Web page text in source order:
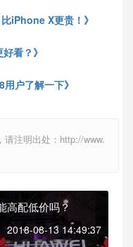
iPhone X更贵！》
好看？》
8用户了解一下》
请注明出处：http://www.
高配低价吗？
2018-08-13 14:49:37